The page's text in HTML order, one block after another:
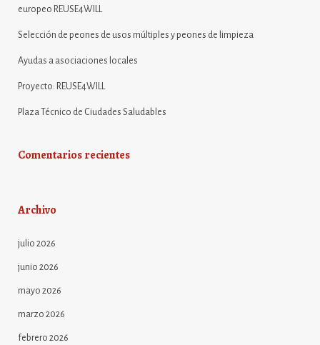
europeo REUSE4WILL
Selección de peones de usos múltiples y peones de limpieza
Ayudas a asociaciones locales
Proyecto: REUSE4WILL
Plaza Técnico de Ciudades Saludables
Comentarios recientes
Archivo
julio 2026
junio 2026
mayo 2026
marzo 2026
febrero 2026